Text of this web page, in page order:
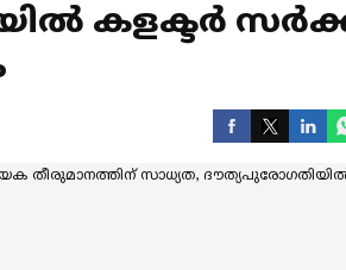
കളക്ടർ